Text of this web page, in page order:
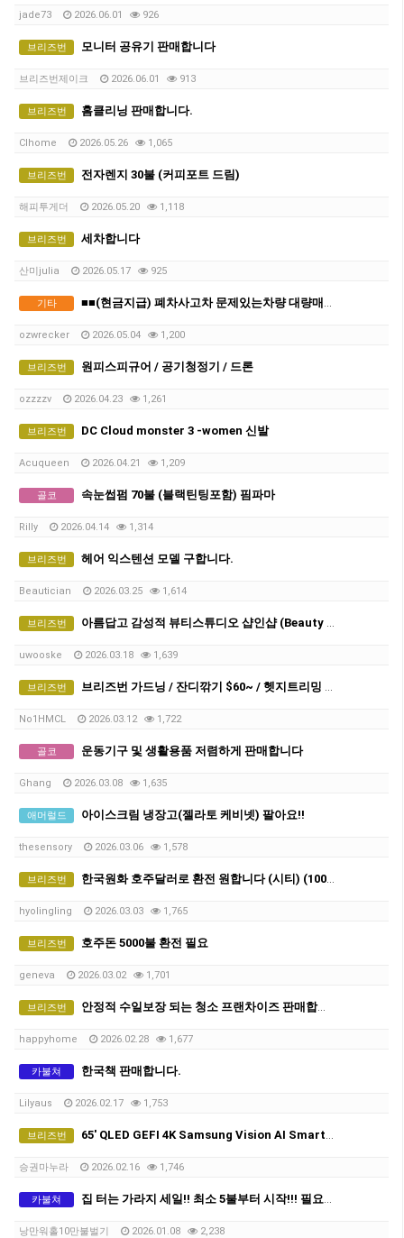
jade73 2026.06.01 926
브리즈번 모니터 공유기 판매합니다
브리즈번제이크 2026.06.01 913
브리즈번 홈클리닝 판매합니다.
Clhome 2026.05.26 1,065
브리즈번 전자렌지 30불 (커피포트 드림)
해피투게더 2026.05.20 1,118
브리즈번 세차합니다
산미julia 2026.05.17 925
기타 ■■(현금지급) 폐차사고차 문제있는차량 대량매입합니다 ■■
ozwrecker 2026.05.04 1,200
브리즈번 원피스피규어 / 공기청정기 / 드론
ozzzzv 2026.04.23 1,261
브리즈번 DC Cloud monster 3 -women 신발
Acuqueen 2026.04.21 1,209
골코 속눈썹펌 70불 (블랙틴팅포함) 핌파마
Rilly 2026.04.14 1,314
브리즈번 헤어 익스텐션 모델 구합니다.
Beautician 2026.03.25 1,614
브리즈번 아름답고 감성적 뷰티스튜디오 샵인샵 (Beauty Studio Rental )
uwooske 2026.03.18 1,639
브리즈번 브리즈번 가드닝 / 잔디깎기 $60~ / 헷지트리밍 / 터프 시공
No1HMCL 2026.03.12 1,722
골코 운동기구 및 생활용품 저렴하게 판매합니다
Ghang 2026.03.08 1,635
애머럴드 아이스크림 냉장고(젤라토 케비넷) 팔아요!!
thesensory 2026.03.06 1,578
브리즈번 한국원화 호주달러로 환전 원합니다 (시티) (1000불)
hyolingling 2026.03.03 1,765
브리즈번 호주돈 5000불 환전 필요
geneva 2026.03.02 1,701
브리즈번 안정적 수일보장 되는 청소 프랜차이즈 판매합니다 -만불 (네고가능)
happyhome 2026.02.28 1,677
카불쳐 한국책 판매합니다.
Lilyaus 2026.02.17 1,753
브리즈번 65' QLED GEFI 4K Samsung Vision AI Smart TV TV팔아요(새상품)
승권마누라 2026.02.16 1,746
카불쳐 집 터는 가라지 세일!! 최소 5불부터 시작!!! 필요한 물건 싸게 챙겨가세요!!
낭만워홀10만불벌기 2026.01.08 2,238